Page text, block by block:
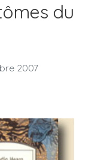
du
2007